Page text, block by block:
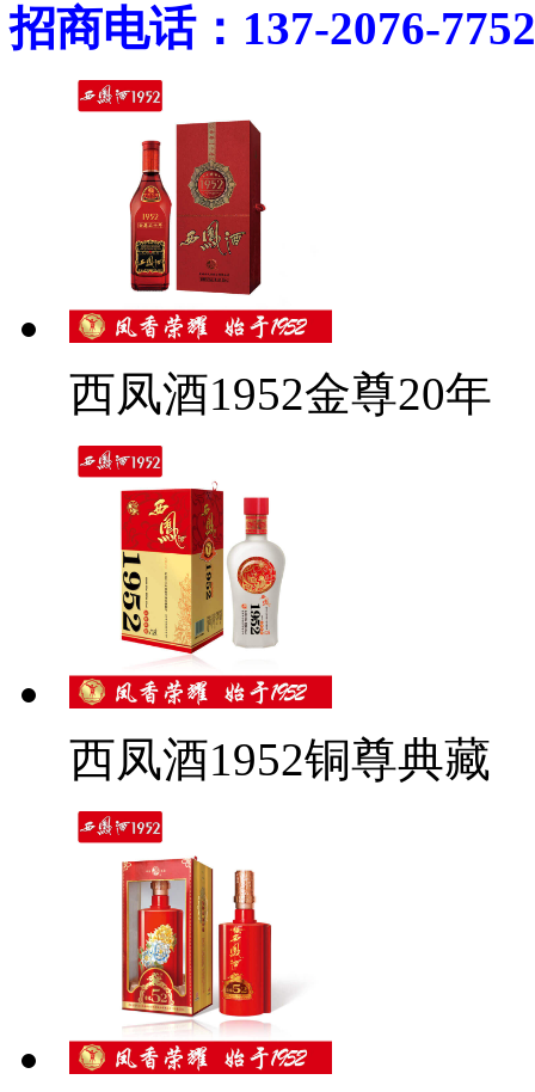
招商电话：137-2076-7752
西凤酒1952金尊20年
西凤酒1952铜尊典藏